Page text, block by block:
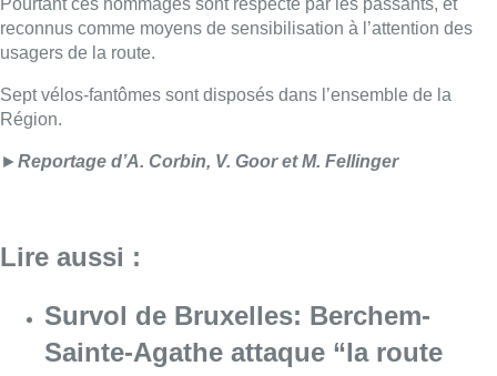
Survol de Bruxelles: Berchem-
Sainte-Agathe attaque “la route
RNP 07” en justice